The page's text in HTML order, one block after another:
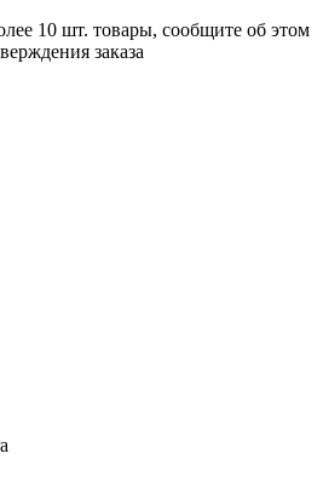
10 шт. товары, сообщите об этом
заказа